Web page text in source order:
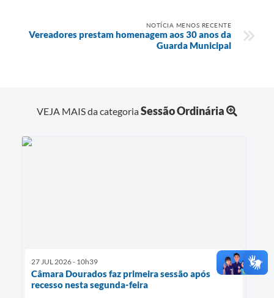
NOTÍCIA MENOS RECENTE
Vereadores prestam homenagem aos 30 anos da
Guarda Municipal
VEJA MAIS da categoriaSessão Ordinária
27 JUL 2026 - 10h39
Câmara Dourados faz primeira sessão após
recesso nesta segunda-feira